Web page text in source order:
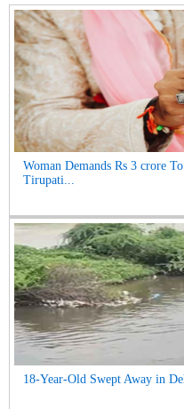
Woman Demands Rs 3 crore
Tirupati...
18-Year-Old Swept Away in